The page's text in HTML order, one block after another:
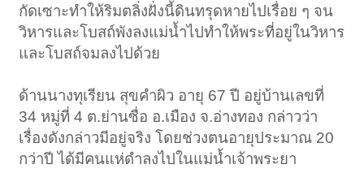
กัดเซาะทำให้ริมตลิ่งฝั่งนี้ดินทรุดหายไปเรื่อย ๆ จน
วิหารและโบสถ์พังลงแม่น้ำไปทำให้พระที่อยู่ในวิหาร
และโบสถ์จมลงไปด้วย
ด้านนางทุเรียน สุขคำผิว อายุ 67 ปี อยู่บ้านเลขที่
34 หมู่ที่ 4 ต.ย่านซื่อ อ.เมือง จ.อ่างทอง กล่าวว่า
เรื่องดังกล่าวมีอยู่จริง โดยช่วงตนอายุประมาณ 20
กว่าปี ได้มีคนแห่ดำลงไปในแม่น้ำเจ้าพระยา